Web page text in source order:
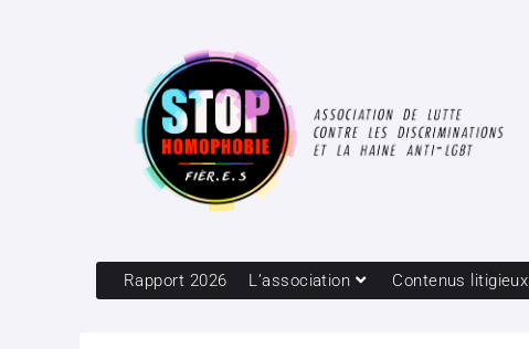
Rapport 2026 L’association Contenus litigieux